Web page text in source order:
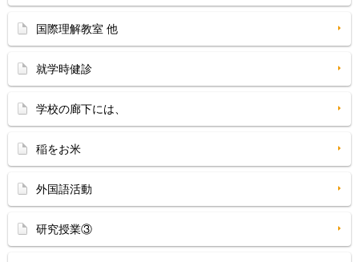
国際理解教室 他
就学時健診
学校の廊下には、
稲をお米
外国語活動
研究授業③